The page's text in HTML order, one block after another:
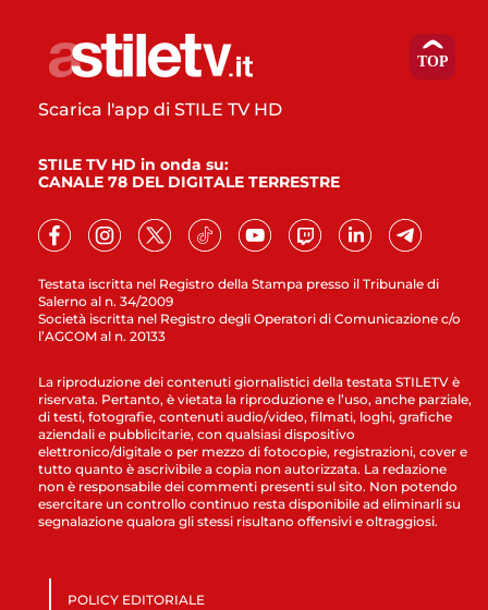
Testata iscritta nel Registro della Stampa presso il Tribunale di
Salerno al n. 34/2009
Società iscritta nel Registro degli Operatori di Comunicazione c/o
l’AGCOM al n. 20133
Scarica l'app di STILE TV HD
STILE TV HD in onda su:
CANALE 78 DEL DIGITALE TERRESTRE
La riproduzione dei contenuti giornalistici della testata STILETV è
riservata. Pertanto, è vietata la riproduzione e l’uso, anche parziale,
di testi, fotografie, contenuti audio/video, filmati, loghi, grafiche
aziendali e pubblicitarie, con qualsiasi dispositivo
elettronico/digitale o per mezzo di fotocopie, registrazioni, cover e
tutto quanto è ascrivibile a copia non autorizzata. La redazione
non è responsabile dei commenti presenti sul sito. Non potendo
esercitare un controllo continuo resta disponibile ad eliminarli su
segnalazione qualora gli stessi risultano offensivi e oltraggiosi.
POLICY EDITORIALE